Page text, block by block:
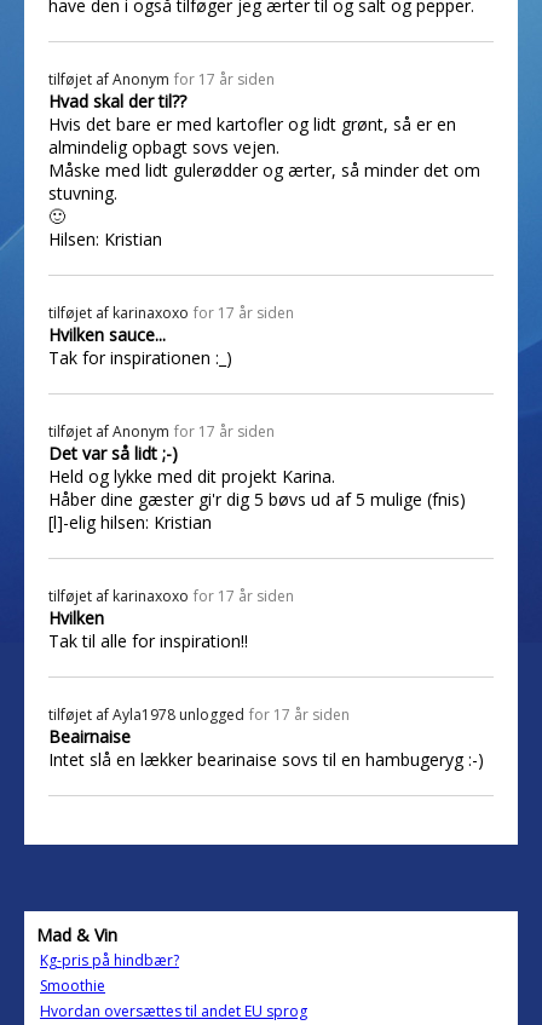
have den i også tilføger jeg ærter til og salt og pepper.
tilføjet afAnonym for 17 år siden
Hvad skal der til??
Hvis det bare er med kartofler og lidt grønt, så er en
almindelig opbagt sovs vejen.
Måske med lidt gulerødder og ærter, så minder det om
stuvning.
🙂
Hilsen: Kristian
tilføjet af karinaxoxo for 17 år siden
Hvilken sauce...
Tak for inspirationen :_)
tilføjet afAnonym for 17 år siden
Det var så lidt ;-)
Held og lykke med dit projekt Karina.
Håber dine gæster gi'r dig 5 bøvs ud af 5 mulige (fnis)
[l]-elig hilsen: Kristian
tilføjet af karinaxoxo for 17 år siden
Hvilken
Tak til alle for inspiration!!
tilføjet afAyla1978 unlogged for 17 år siden
Beairnaise
Intet slå en lækker bearinaise sovs til en hambugeryg :-)
Mad & Vin
Kg-pris på hindbær?
Smoothie
Hvordan oversættes til andet EU sprog